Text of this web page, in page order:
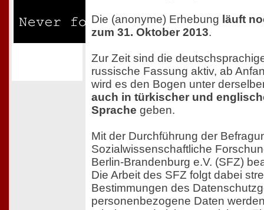
Die (anonyme) Erhebung läuft
zum 31. Oktober 2013.
Zur Zeit sind die
russische Fassung aktiv, ab
wird es den Bogen unter
auch in türkischer und
Sprache geben.
Mit der Durchführung der
Sozialwissenschaftliche
Berlin-Brandenburg e.V. (SFZ)
Die Arbeit des SFZ folgt dabei
Bestimmungen des
personenbezogene Daten